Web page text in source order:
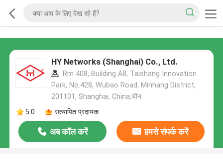
HY Networks (Shanghai) Co., Ltd.
Rm 408, Building A8, Taishang Innovation
Park, No.428, Wubao Road, Minhang District,
201101, Shanghai, China,चीन
5.0
सत्यापित प्रदायक
अब कॉल करें हमसे संपर्क करें